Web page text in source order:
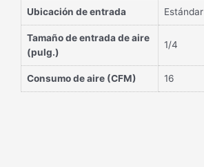
Ubicación de entrada Estándar
Tamaño de entrada de aire
(pulg.)
1/4
Consumo de aire (CFM) 16